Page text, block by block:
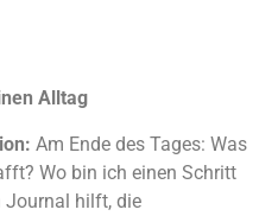
Alltag
Am Ende des Tages: Was
Wo bin ich einen Schritt
Journal hilft, die